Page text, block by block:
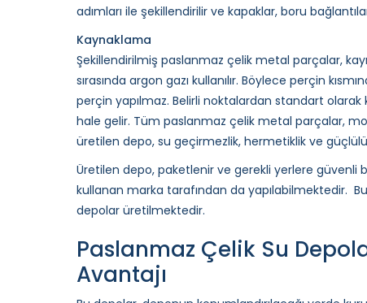
adımları ile şekillendirilir ve kapaklar, boru
Kaynaklama
Şekillendirilmiş paslanmaz çelik metal parçalar,
sırasında argon gazı kullanılır. Böylece perçin
perçin yapılmaz. Belirli noktalardan standart
hale gelir. Tüm paslanmaz çelik metal parçalar,
üretilen depo, su geçirmezlik, hermetiklik ve
Üretilen depo, paketlenir ve gerekli yerlere güvenli
kullanan marka tarafından da yapılabilmektedir.
depolar üretilmektedir.
Paslanmaz Çelik Su
Avantajı